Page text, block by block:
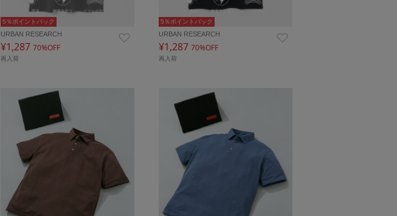
5％ポイントバック
URBAN RESEARCH
¥1,287 70%OFF
再入荷
5％ポイントバック
URBAN RESEARCH
¥1,287 70%OFF
再入荷